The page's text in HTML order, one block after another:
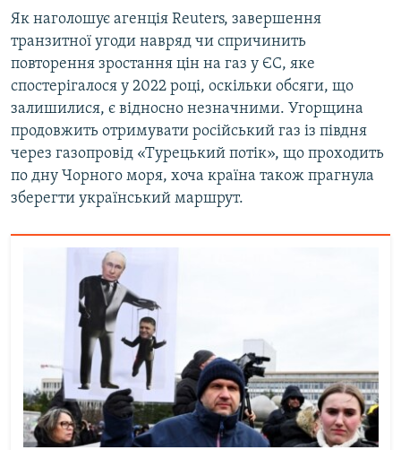
Як наголошує агенція Reuters, завершення
транзитної угоди навряд чи спричинить
повторення зростання цін на газ у ЄС, яке
спостерігалося у 2022 році, оскільки обсяги, що
залишилися, є відносно незначними. Угорщина
продовжить отримувати російський газ із півдня
через газопровід «Турецький потік», що проходить
по дну Чорного моря, хоча країна також прагнула
зберегти український маршрут.